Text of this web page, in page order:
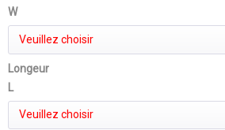
W
Veuillez choisir
Longeur
L
Veuillez choisir